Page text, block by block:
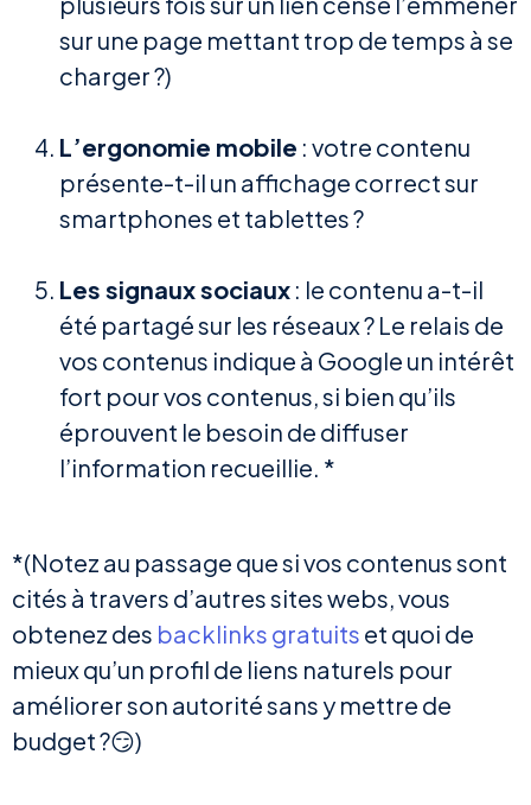
sur une page mettant trop de temps à se
charger ?)
L’ergonomie mobile : votre contenu
présente-t-il un affichage correct sur
smartphones et tablettes ?
Les signaux sociaux : le contenu a-t-il
été partagé sur les réseaux ? Le relais de
vos contenus indique à Google un intérêt
fort pour vos contenus, si bien qu’ils
éprouvent le besoin de diffuser
l’information recueillie. *
*(Notez au passage que si vos contenus sont
cités à travers d’autres sites webs, vous
obtenez des backlinks gratuits et quoi de
mieux qu’un profil de liens naturels pour
améliorer son autorité sans y mettre de
budget ?😏)